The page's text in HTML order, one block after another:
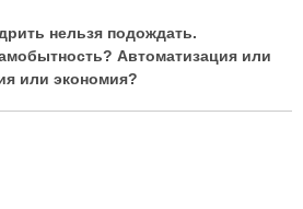
нельзя подождать.
Автоматизация или
или экономия?